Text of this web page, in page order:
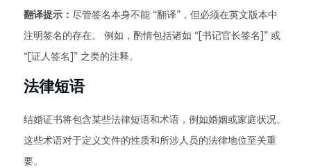
翻译提示： 尽管签名本身不能 “翻译”，但必须在英文版本中
注明签名的存在。 例如，酌情包括诸如 “[书记官长签名]” 或
“[证人签名]” 之类的注释。
法律短语
结婚证书将包含某些法律短语和术语，例如婚姻或家庭状况。
这些术语对于定义文件的性质和所涉人员的法律地位至关重
要。